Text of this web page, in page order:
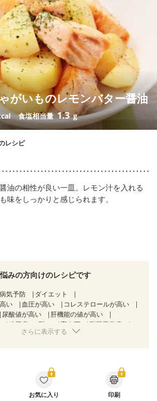
がいものレモンバター醤油
食塩相当量1.3 g
レシピ
油の相性が良い一皿。レモン汁を入れる
味をしっかりと感じられます。
みの方向けのレシピです
気予防
ダイエット
い
血圧が高い
コレステロールが高い
尿酸値が高い
肝機能の値が高い
糖尿病（2型） 高血圧
脂質異常症
胃ポリープ
胆石症
期）
CKD（ステージ１）
乳がん（抗がん剤治療中）
法中）
乳がん（放射線治療中）
さらに表示する
お気に入り 印刷